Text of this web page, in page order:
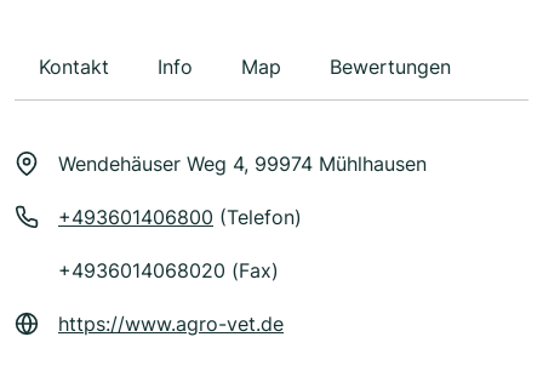
Kontakt Info Map Bewertungen
Wendehäuser Weg 4, 99974 Mühlhausen
+493601406800 (Telefon)
+4936014068020 (Fax)
https://www.agro-vet.de